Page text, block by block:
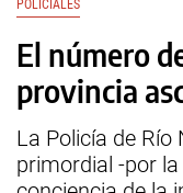
POLICIALES
El número
provincia
La Policía de Río
primordial -por